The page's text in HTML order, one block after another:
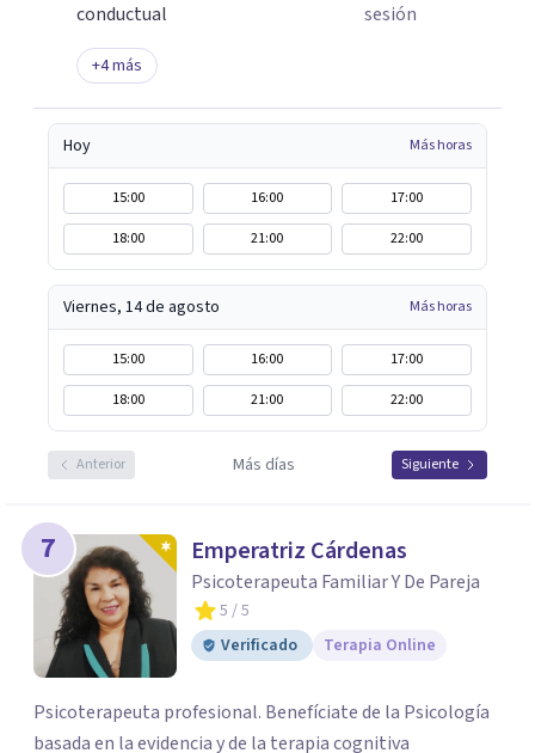
conductual
sesión
+4más
Hoy Más horas
15:00 16:00
17:00
18:00
21:00 22:00
Viernes, 14 de agosto Más horas
15:00 16:00
17:00
18:00
21:00 22:00
Anterior Más días Siguiente
7 Emperatriz Cárdenas
Psicoterapeuta Familiar Y De Pareja
5 / 5
Verificado
Terapia Online
Psicoterapeuta profesional. Benefíciate de la Psicología
basada en la evidencia y de la terapia cognitiva